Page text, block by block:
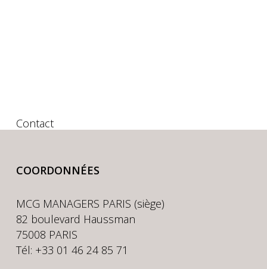
Contact
COORDONNÉES
MCG MANAGERS PARIS (siège)
82 boulevard Haussman
75008 PARIS
Tél: +33 01 46 24 85 71